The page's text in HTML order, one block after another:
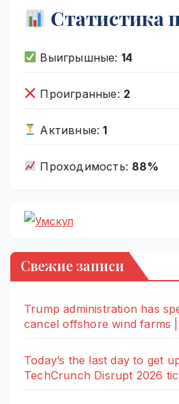
Статистика
Выигрышные: 14
Проигранные: 2
Активные:1
Проходимость: 88%
Свежие записи
Trump administration has
cancel offshore wind farms |
Today’s the last day to get
TechCrunch Disrupt 2026